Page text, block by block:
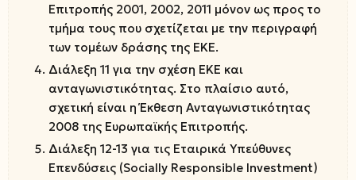
Επιτροπής 2001, 2002, 2011 μόνον ως προς το
τμήμα τους που σχετίζεται με την περιγραφή
των τομέων δράσης της ΕΚΕ.
Διάλεξη 11 για την σχέση ΕΚΕ και
ανταγωνιστικότητας. Στο πλαίσιο αυτό,
σχετική είναι η Έκθεση Ανταγωνιστικότητας
2008 της Ευρωπαϊκής Επιτροπής.
Διάλεξη 12-13 για τις Εταιρικά Υπεύθυνες
Επενδύσεις (Socially Responsible Investment)